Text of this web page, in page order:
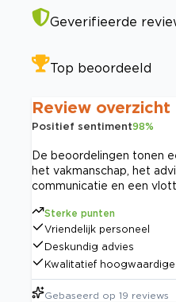
Geverifieerde
Top beoordeeld
Review overzicht
Positief sentiment98%
De beoordelingen tonen
het vakmanschap, het
communicatie en een
Sterke punten
Vriendelijk personeel
Deskundig advies
Kwalitatief
Gebaseerd op 19 reviews